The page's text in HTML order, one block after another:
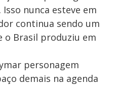
nunca esteve em
continua sendo um
o Brasil produziu em
personagem
demais na agenda